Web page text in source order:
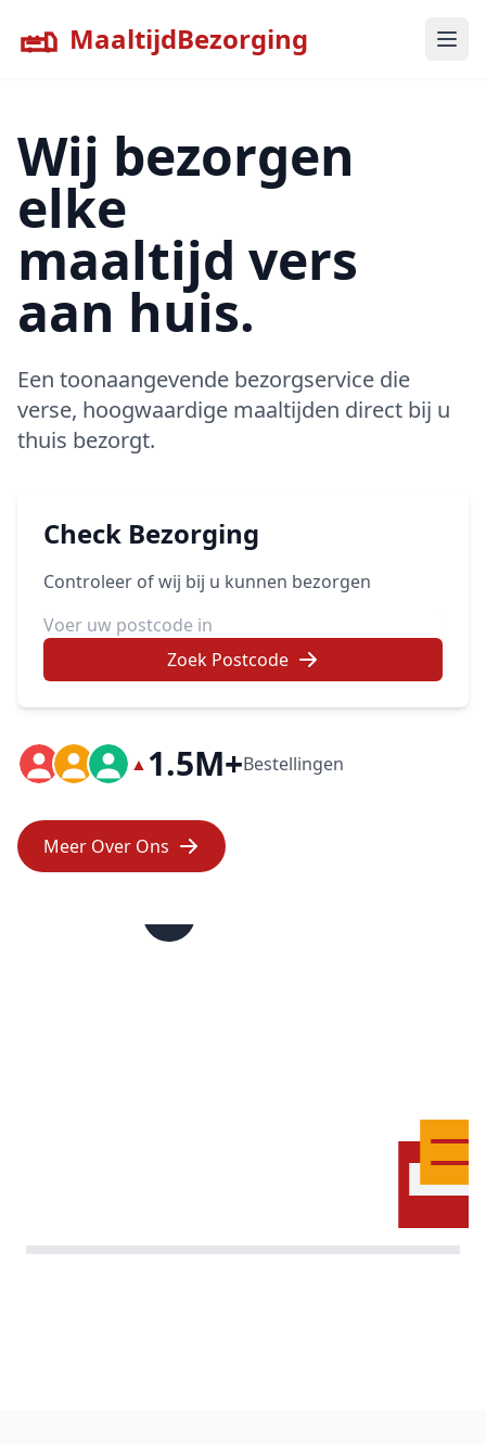
MaaltijdBezorging
Wij bezorgen
elke
maaltijd vers
aan huis.
Een toonaangevende bezorgservice die
verse, hoogwaardige maaltijden direct bij u
thuis bezorgt.
Check Bezorging
Controleer of wij bij u kunnen bezorgen
Zoek Postcode
▲ 1.5M+Bestellingen
Meer Over Ons